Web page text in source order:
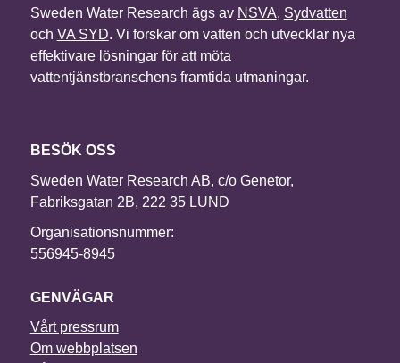
Sweden Water Research ägs av NSVA, Sydvatten
och VA SYD. Vi forskar om vatten och utvecklar nya
effektivare lösningar för att möta
vattentjänstbranschens framtida utmaningar.
BESÖK OSS
Sweden Water Research AB, c/o Genetor,
Fabriksgatan 2B, 222 35 LUND
Organisationsnummer:
556945-8945
GENVÄGAR
Vårt pressrum
Om webbplatsen